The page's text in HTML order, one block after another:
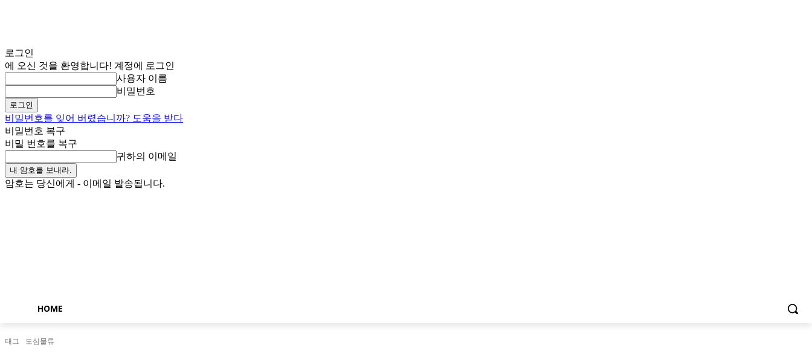
로그인
에 오신 것을 환영합니다! 계정에 로그인
사용자 이름
비밀번호
비밀번호를 잊어 버렸습니까? 도움을 받다
비밀번호 복구
비밀 번호를 복구
귀하의 이메일
암호는 당신에게 - 이메일 발송됩니다.
HOME
태그 도심물류